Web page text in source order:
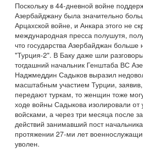
Поскольку в 44-дневной войне
Азербайджану была значительно
Арцахской войне, и Анкара этого не
международная пресса полушутя,
что государства Азербайджан больше
"Турция-2". В Баку даже шли
тогдашний начальник Генштаба ВС
Наджмеддин Садыков выразил
масштабным участием Турции,
передают туркам, то женщин тоже
ходе войны Садыкова изолировали от
войсками, а через три месяца после
действий занимавший пост
протяжении 27-ми лет
уволен.